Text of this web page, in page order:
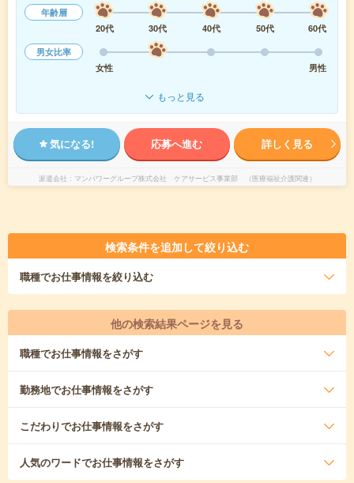
年齢層
20代
30代 40代 50代
60代
男女比率
女性
男性
もっと見る
気になる! 応募へ進む 詳しく見る
派遣会社 マンパワーグループ株式会社 ケアサービス事業部 （医療福祉介護関連）
検索条件を追加して絞り込む
職種でお仕事情報を絞り込む
他の検索結果ページを見る
職種でお仕事情報をさがす
勤務地でお仕事情報をさがす
こだわりでお仕事情報をさがす
人気のワードでお仕事情報をさがす